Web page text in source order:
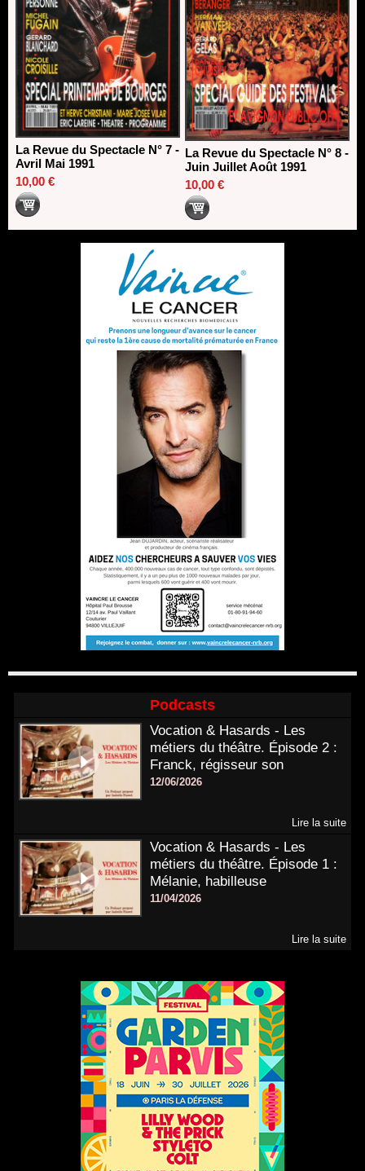
La Revue du Spectacle N° 7 -
Avril Mai 1991
10,00 €
La Revue du Spectacle N° 8 -
Juin Juillet Août 1991
10,00 €
Podcasts
Vocation & Hasards - Les
métiers du théâtre. Épisode 2 :
Franck, régisseur son
12/06/2026
Lire la suite
Vocation & Hasards - Les
métiers du théâtre. Épisode 1 :
Mélanie, habilleuse
11/04/2026
Lire la suite